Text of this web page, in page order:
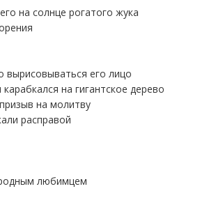
на солнце рогатого жука
вырисовываться его лицо
на гигантское дерево
на молитву
расправой
любимцем